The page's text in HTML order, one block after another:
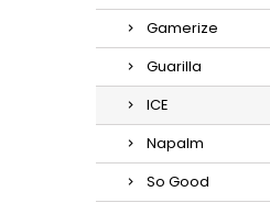
Gamerize
Guarilla
ICE
Napalm
So Good